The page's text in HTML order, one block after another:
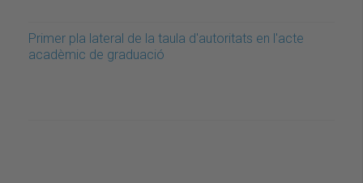
Primer pla lateral de la taula d'autoritats en l'acte
acadèmic de graduació